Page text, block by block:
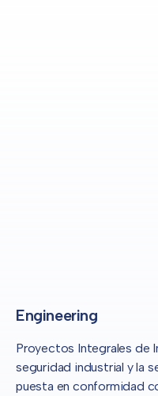
Engineering
Proyectos Integrales de
seguridad industrial y la
puesta en conformidad